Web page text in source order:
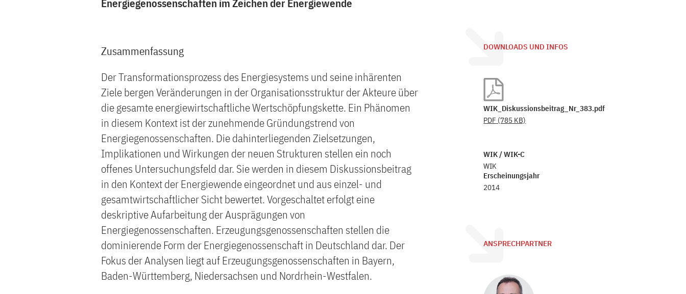
Energiegenossenschaften im Zeichen der Energiewende
Zusammenfassung
Der Transformationsprozess des Energiesystems und seine inhärenten
Ziele bergen Veränderungen in der Organisationsstruktur der Akteure über
die gesamte energiewirtschaftliche Wertschöpfungskette. Ein Phänomen
in diesem Kontext ist der zunehmende Gründungstrend von
Energiegenossenschaften. Die dahinterliegenden Zielsetzungen,
Implikationen und Wirkungen der neuen Strukturen stellen ein noch
offenes Untersuchungsfeld dar. Sie werden in diesem Diskussionsbeitrag
in den Kontext der Energiewende eingeordnet und aus einzel- und
gesamtwirtschaftlicher Sicht bewertet. Vorgeschaltet erfolgt eine
deskriptive Aufarbeitung der Ausprägungen von
Energiegenossenschaften. Erzeugungsgenossenschaften stellen die
dominierende Form der Energiegenossenschaft in Deutschland dar. Der
Fokus der Analysen liegt auf Erzeugungsgenossenschaften in Bayern,
Baden-Württemberg, Niedersachsen und Nordrhein-Westfalen.
DOWNLOADS UND INFOS
WIK_Diskussionsbeitrag_Nr_383.pdf
PDF (785 KB)
WIK / WIK-C
WIK
Erscheinungsjahr
2014
ANSPRECHPARTNER